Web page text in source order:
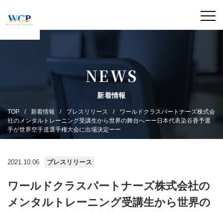
NEWS
新着情報
TOP 新着情報 プレスリリース
ワールドクラスパートナーズ株式会
社のメンタルトレーニング受講生から世界の舞台へーー日本代表染谷香予選
手が世界空手道選手権大会に出場決定ーー
2021.10.06 プレスリリース
ワールドクラスパートナーズ株式会社の
メンタルトレーニング受講生から世界の